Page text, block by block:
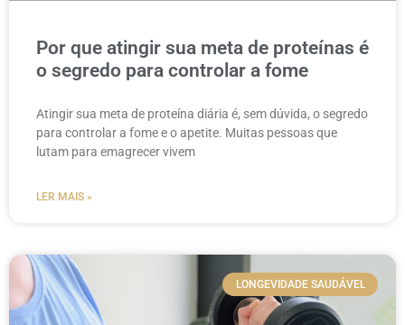
Por que atingir sua meta de proteínas é
o segredo para controlar a fome
Atingir sua meta de proteína diária é, sem dúvida, o segredo
para controlar a fome e o apetite. Muitas pessoas que
lutam para emagrecer vivem
LER MAIS »
LONGEVIDADE SAUDÁVEL